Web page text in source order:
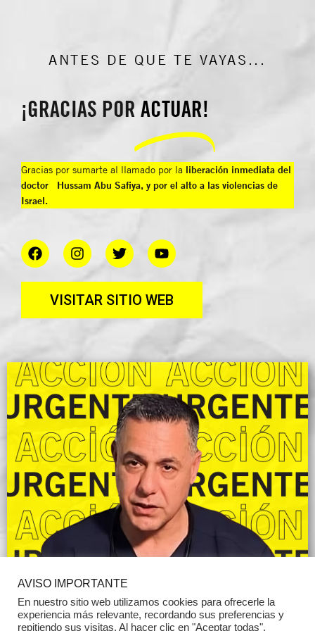
ANTES DE QUE TE VAYAS...
¡GRACIAS POR ACTUAR!
Gracias por sumarte al llamado por la liberación inmediata del
doctor Hussam Abu Safiya, y por el alto a las violencias de
Israel.
VISITAR SITIO WEB
AVISO IMPORTANTE
En nuestro sitio web utilizamos cookies para ofrecerle la
experiencia más relevante, recordando sus preferencias y
repitiendo sus visitas. Al hacer clic en "Aceptar todas",